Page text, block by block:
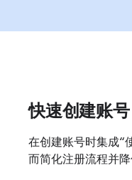
快速创建账号
在创建账号时集成“
而简化注册流程并降